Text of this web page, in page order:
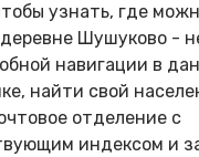
узнать, где
деревне Шушуково -
навигации в
найти свой
отделение с
индексом и